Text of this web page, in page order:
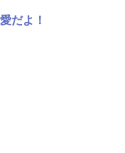
だよ！